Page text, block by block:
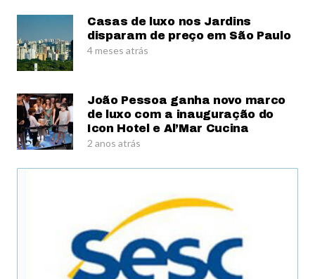
Casas de luxo nos Jardins
disparam de preço em São Paulo
4 meses atrás
João Pessoa ganha novo marco
de luxo com a inauguração do
Icon Hotel e Al’Mar Cucina
2 anos atrás